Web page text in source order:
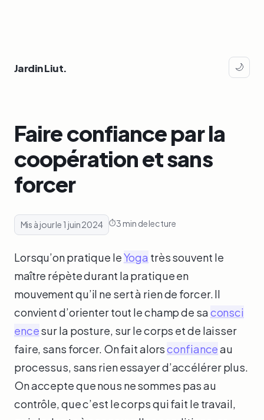
Jardin Liut. 🌙
Faire confiance par la
coopération et sans
forcer
Mis à jour le 1 juin 2024 3 min de lecture
Lorsqu’on pratique leYoga très souvent le
maître répète durant la pratique en
mouvement qu’il ne sert à rien de forcer. Il
convient d’orienter tout le champ de saconsci
encesur la posture, sur le corps et de laisser
faire, sans forcer. On fait alorsconfianceau
processus, sans rien essayer d’accélérer plus.
On accepte que nous ne sommes pas au
contrôle, que c’est le corps qui fait le travail,